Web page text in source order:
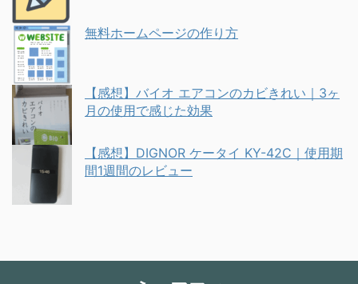
無料ホームページの作り方
【感想】バイオ エアコンのカビきれい｜3ヶ
月の使用で感じた効果
【感想】DIGNOR ケータイ KY-42C｜使用期
間1週間のレビュー